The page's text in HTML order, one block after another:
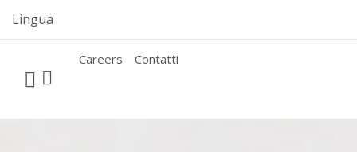
Lingua
Careers Contatti